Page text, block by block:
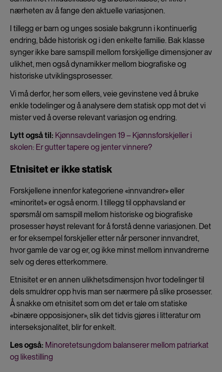
nærheten av å fange den aktuelle variasjonen.
I tillegg er barn og unges sosiale bakgrunn i kontinuerlig
endring, både historisk og i den enkelte familie. Bak klasse
synger ikke bare samspill mellom forskjellige dimensjoner av
ulikhet, men også dynamikker mellom biografiske og
historiske utviklingsprosesser.
Vi må derfor, her som ellers, veie gevinstene ved å bruke
enkle todelinger og å analysere dem statisk opp mot det vi
mister ved å overse relevant variasjon og endring.
Lytt også til: Kjønnsavdelingen 19 – Kjønnsforskjeller i
skolen: Er gutter tapere og jenter vinnere?
Etnisitet er ikke statisk
Forskjellene innenfor kategoriene «innvandrer» eller
«minoritet» er også enorm. I tillegg til opphavsland er
spørsmål om samspill mellom historiske og biografiske
prosesser høyst relevant for å forstå denne variasjonen. Det
er for eksempel forskjeller etter når personer innvandret,
hvor gamle de var og er, og ikke minst mellom innvandrerne
selv og deres etterkommere.
Etnisitet er en annen ulikhetsdimensjon hvor todelinger til
dels smuldrer opp hvis man ser nærmere på slike prosesser.
Å snakke om etnisitet som om det er tale om statiske
«binære opposisjoner», slik det tidvis gjøres i litteratur om
interseksjonalitet, blir for enkelt.
Les også: Minoretetsungdom balanserer mellom patriarkat
og likestilling